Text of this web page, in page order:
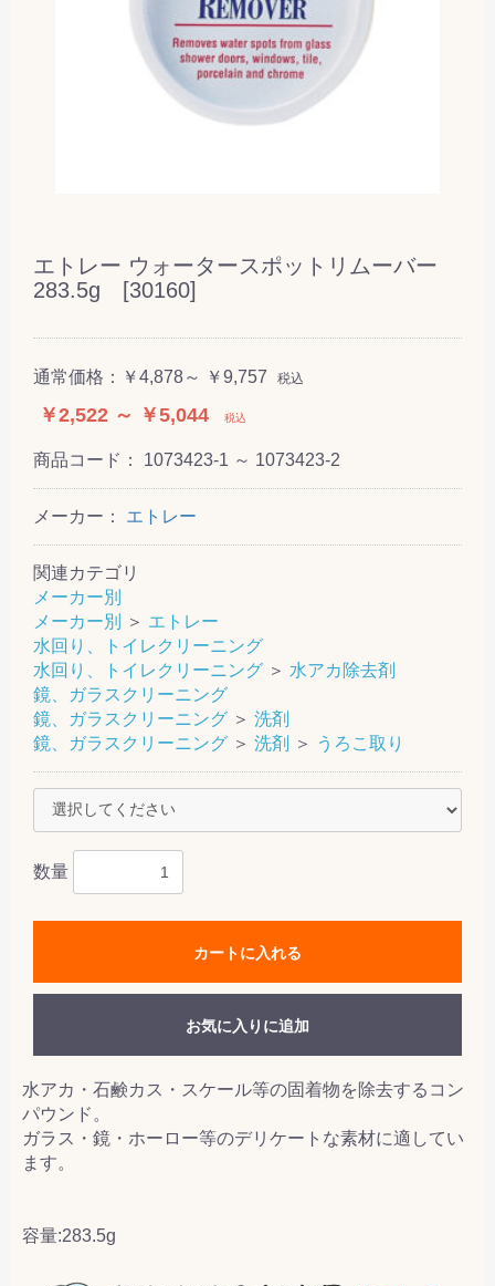
エトレー ウォータースポットリムーバー
283.5g [30160]
通常価格： ￥4,878～ ￥9,757 税込
￥2,522 ～ ￥5,044 税込
商品コード： 1073423-1 ～ 1073423-2
メーカー： エトレー
関連カテゴリ
メーカー別
メーカー別
＞ エトレー
水回り、トイレクリーニング
水回り、トイレクリーニング ＞ 水アカ除去剤
鏡、ガラスクリーニング
鏡、ガラスクリーニング ＞ 洗剤
鏡、ガラスクリーニング ＞ 洗剤 ＞ うろこ取り
数量
カートに入れる
お気に入りに追加
水アカ・石鹸カス・スケール等の固着物を除去するコン
パウンド。
ガラス・鏡・ホーロー等のデリケートな素材に適してい
ます。
容量:283.5g